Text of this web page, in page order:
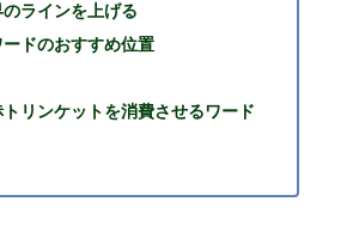
ラインを上げる
ドのおすすめ位置
リンケットを消費させるワード